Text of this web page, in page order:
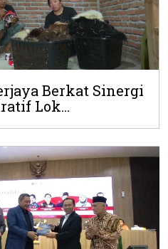
Berkat Sinergi
Lok...